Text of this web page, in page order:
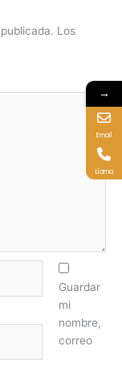
Los
Guardar
mi
nombre,
correo
→
Email
Llama